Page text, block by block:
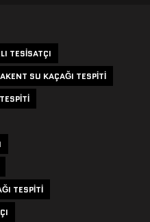
TESISATÇI
SU KAÇAĞI TESPITI
TESPITI